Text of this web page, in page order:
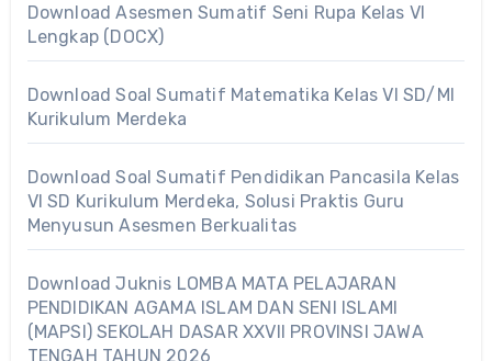
Download Asesmen Sumatif Seni Rupa Kelas VI
Lengkap (DOCX)
Download Soal Sumatif Matematika Kelas VI SD/MI
Kurikulum Merdeka
Download Soal Sumatif Pendidikan Pancasila Kelas
VI SD Kurikulum Merdeka, Solusi Praktis Guru
Menyusun Asesmen Berkualitas
Download Juknis LOMBA MATA PELAJARAN
PENDIDIKAN AGAMA ISLAM DAN SENI ISLAMI
(MAPSI) SEKOLAH DASAR XXVII PROVINSI JAWA
TENGAH TAHUN 2026